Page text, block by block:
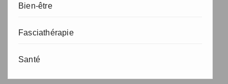
Bien-être
Fasciathérapie
Santé